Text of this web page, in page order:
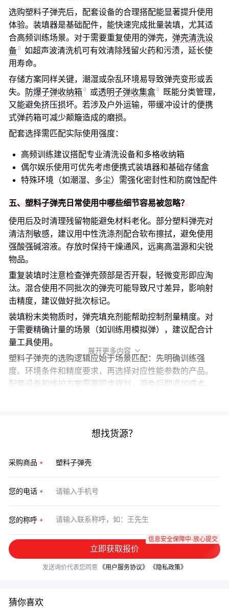
选购塑料子弹壳后，配套设备的合理搭配能显著提升使用
体验。装填器是基础配件，能快速完成批量装填，尤其适
合高频训练场景。对于需要重复使用的弹壳， 弹壳清洗设
备
如超声波清洗机可有效清除残留火药和污渍，延长使
用寿命。
存储方案同样关键，潮湿或杂乱环境易导致弹壳变形或丢
失。
防爆子弹收纳箱 或透明子弹收集盒
既能分类管理，
又能避免挤压损坏。若涉及户外运输，带缓冲设计的便携
式弹药箱可减少颠簸造成的磨损。
配套选择需匹配实际使用强度：
高频训练建议搭配专业清洗设备和多格收纳箱
偶尔娱乐使用可优先考虑便携式装填器和基础存储盒
特殊环境（如潮湿、多尘）需强化密封性和防腐蚀配件
五、塑料子弹壳日常使用中哪些细节容易被忽略？
使用后及时清理残留物能避免材料老化。部分塑料弹壳对
清洁剂敏感，建议用中性洗涤剂配合软布擦拭，避免使用
强酸强碱溶液。存放时保持干燥通风，远离高温源和尖锐
物品。
重复装填时注意检查弹壳颈部是否开裂，轻微变形即应淘
汰。混合使用不同批次的弹壳可能导致尺寸差异，影响射
击精度，建议做好批次标记。
装填粉末类物质时，弹壳填充剂能帮助控制剂量精度。对
于需要精确计量的场景（如训练用模拟弹），建议配合计
量工具使用。
塑料子弹壳的选购逻辑应始于场景匹配：先明确训练强
度、环境条件和精度要求，再选择对应性能参数的产品。
配套设备和维护方案需要同步规划，避免后期追加成本。
展开更多内容 
想找货源？
采购商品
您的电话
您的称呼
立即获取报价
信息安全保障中·放心提交
发送询价代表您同意 《用户服务协议》 《隐私政策》
猜你喜欢